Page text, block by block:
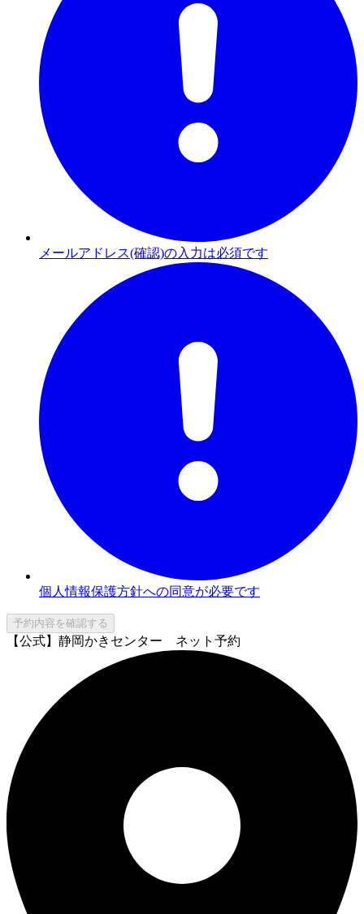
メールアドレス(確認)の入力は必須です
個人情報保護方針への同意が必要です
予約内容を確認する
【公式】静岡かきセンター ネット予約